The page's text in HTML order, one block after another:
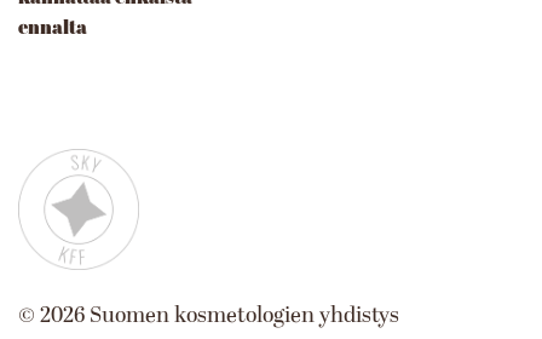
ennalta
©2026Suomen kosmetologien yhdistys